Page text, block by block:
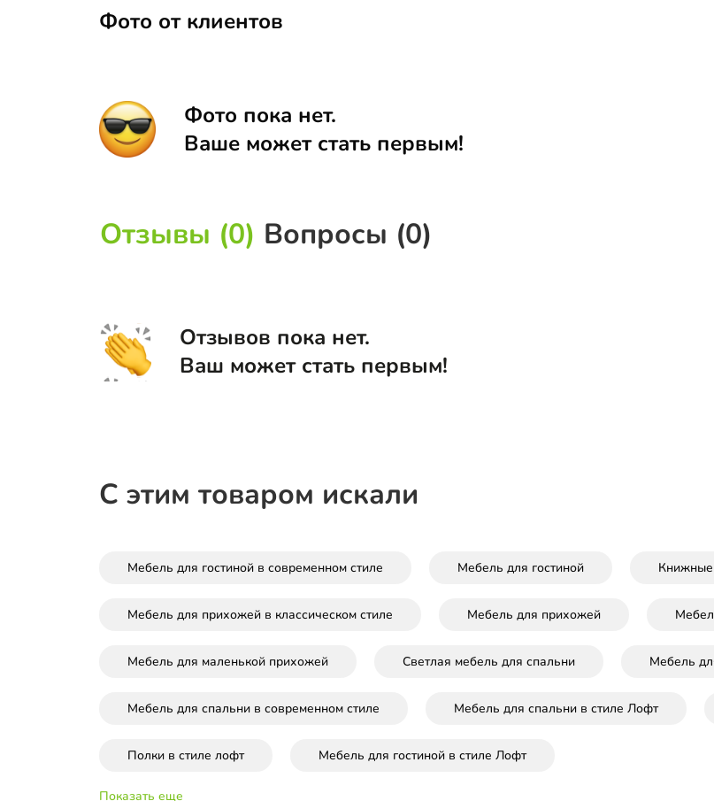
Фото от клиентов
Фото пока нет.
Ваше может стать первым!
Отзывы (0) Вопросы (0)
Отзывов пока нет.
Ваш может стать первым!
С этим товаром искали
Мебель для гостиной в современном стиле Мебель для гостиной
Мебель для прихожей в классическом стиле Мебель для прихожей
Мебель для маленькой прихожей Светлая мебель для спальни Мебель
Мебель для спальни в современном стиле Мебель для спальни в стиле Лофт
Полки в стиле лофт Мебель для гостиной в стиле Лофт
Показать еще